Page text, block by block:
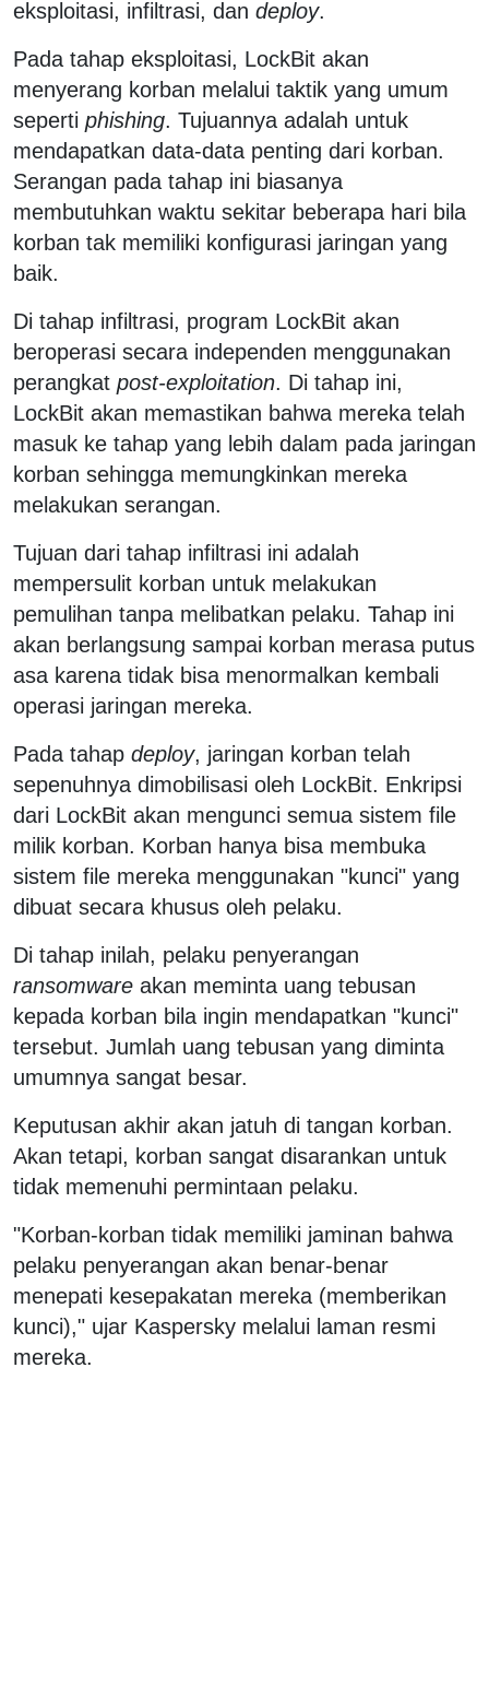
eksploitasi, infiltrasi, dan deploy.
Pada tahap eksploitasi, LockBit akan
menyerang korban melalui taktik yang umum
seperti phishing. Tujuannya adalah untuk
mendapatkan data-data penting dari korban.
Serangan pada tahap ini biasanya
membutuhkan waktu sekitar beberapa hari bila
korban tak memiliki konfigurasi jaringan yang
baik.
Di tahap infiltrasi, program LockBit akan
beroperasi secara independen menggunakan
perangkat post-exploitation. Di tahap ini,
LockBit akan memastikan bahwa mereka telah
masuk ke tahap yang lebih dalam pada jaringan
korban sehingga memungkinkan mereka
melakukan serangan.
Tujuan dari tahap infiltrasi ini adalah
mempersulit korban untuk melakukan
pemulihan tanpa melibatkan pelaku. Tahap ini
akan berlangsung sampai korban merasa putus
asa karena tidak bisa menormalkan kembali
operasi jaringan mereka.
Pada tahap deploy, jaringan korban telah
sepenuhnya dimobilisasi oleh LockBit. Enkripsi
dari LockBit akan mengunci semua sistem file
milik korban. Korban hanya bisa membuka
sistem file mereka menggunakan "kunci" yang
dibuat secara khusus oleh pelaku.
Di tahap inilah, pelaku penyerangan
ransomware akan meminta uang tebusan
kepada korban bila ingin mendapatkan "kunci"
tersebut. Jumlah uang tebusan yang diminta
umumnya sangat besar.
Keputusan akhir akan jatuh di tangan korban.
Akan tetapi, korban sangat disarankan untuk
tidak memenuhi permintaan pelaku.
"Korban-korban tidak memiliki jaminan bahwa
pelaku penyerangan akan benar-benar
menepati kesepakatan mereka (memberikan
kunci)," ujar Kaspersky melalui laman resmi
mereka.